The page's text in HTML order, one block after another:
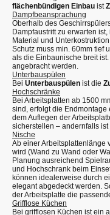
flächenbündigen Einbau ist
Dampfbeansprachung
Oberhalb des
Dampfaustritt zu erwarten
Material und
Schutz muss min. 60mm tief
als die Einbaunische breit
angebracht werden.
Unterbauspülen
Bei Unterbauspülen ist die
Hochschränke
Bei Arbeitsplatten ab 1500
sind, erfolgt die
dem Auflegen der
sicherstellen – andernfalls
Nische
Ab einer Arbeitsplattenlänge
wird (Wand zu Wand oder
Planung ausreichend
und Hochschrank beim
können idealerweise durch
elegant abgedeckt werden.
der Arbeitsplatte die
Grifflose Küchen
Bei grifflosen Küchen ist ein